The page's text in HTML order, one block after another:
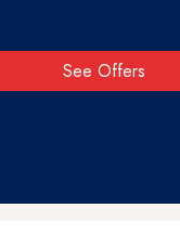
See Offers